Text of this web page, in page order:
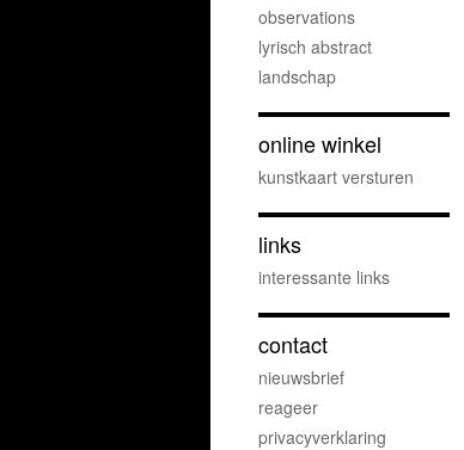
observations
lyrisch abstract
landschap
online winkel
kunstkaart versturen
links
interessante links
contact
nieuwsbrief
reageer
privacyverklaring